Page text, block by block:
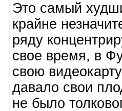
Это самый
крайне
ряду
свое время, в
свою
давало свои
не было